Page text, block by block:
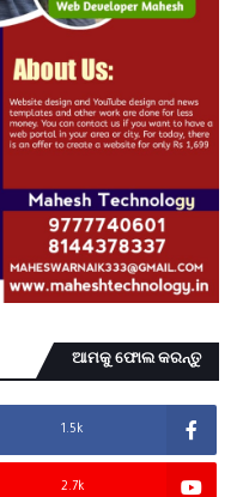
ଆମକୁ ଫୋଲ କରନ୍ତୁ
1.5k
2.7k